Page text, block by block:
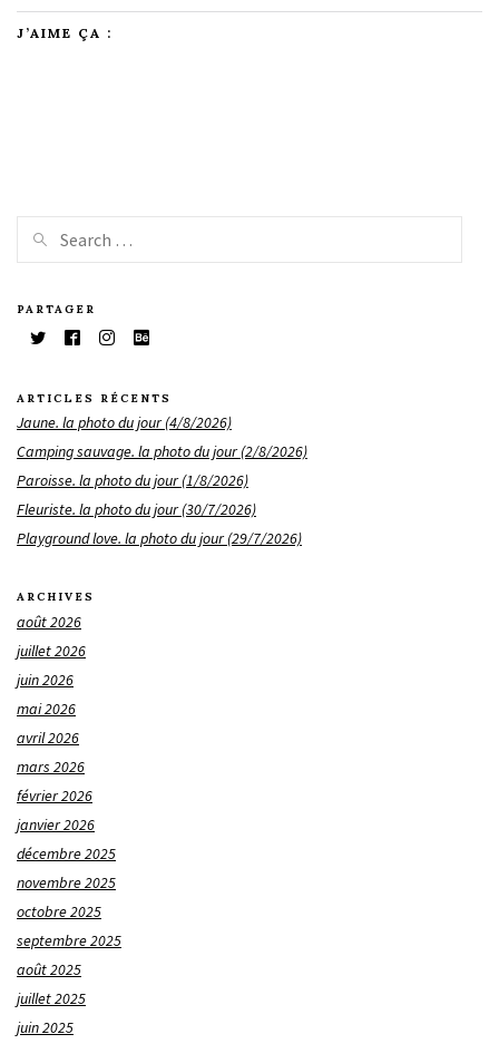
J’AIME ÇA :
PARTAGER
ARTICLES RÉCENTS
Jaune. la photo du jour (4/8/2026)
Camping sauvage. la photo du jour (2/8/2026)
Paroisse. la photo du jour (1/8/2026)
Fleuriste. la photo du jour (30/7/2026)
Playground love. la photo du jour (29/7/2026)
ARCHIVES
août 2026
juillet 2026
juin 2026
mai 2026
avril 2026
mars 2026
février 2026
janvier 2026
décembre 2025
novembre 2025
octobre 2025
septembre 2025
août 2025
juillet 2025
juin 2025